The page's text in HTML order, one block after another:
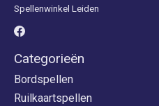
Spellenwinkel Leiden
Categorieën
Bordspellen
Ruilkaartspellen